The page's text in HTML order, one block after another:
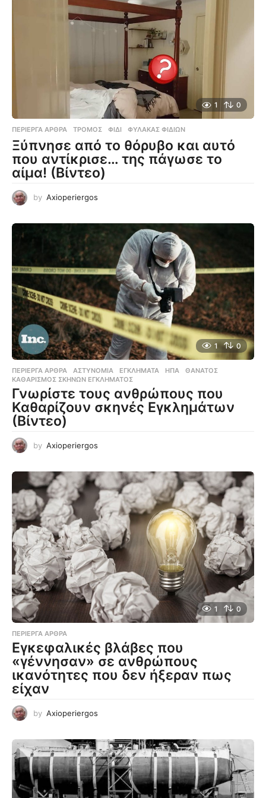
1 0
ΠΕΡΊΕΡΓΑ ΆΡΘΡΑ ΤΡΌΜΟΣ ,ΦΊΔΙ ,ΦΎΛΑΚΑΣ ΦΙΔΙΏΝ
Ξύπνησε από το θόρυβο και αυτό
που αντίκρισε… της πάγωσε το
αίμα! (Βίντεο)
by Axioperiergos
1 0
ΠΕΡΊΕΡΓΑ ΆΡΘΡΑ ΑΣΤΥΝΟΜΊΑ ,ΕΓΚΛΉΜΑΤΑ ,ΗΠΑ ,ΘΆΝΑΤΟΣ
ΚΑΘΑΡΙΣΜΌΣ ΣΚΗΝΏΝ ΕΓΚΛΉΜΑΤΟΣ
Γνωρίστε τους ανθρώπους που
Καθαρίζουν σκηνές Εγκλημάτων
(Βίντεο)
by Axioperiergos
1 0
ΠΕΡΊΕΡΓΑ ΆΡΘΡΑ
Εγκεφαλικές βλάβες που
«γέννησαν» σε ανθρώπους
ικανότητες που δεν ήξεραν πως
είχαν
by Axioperiergos